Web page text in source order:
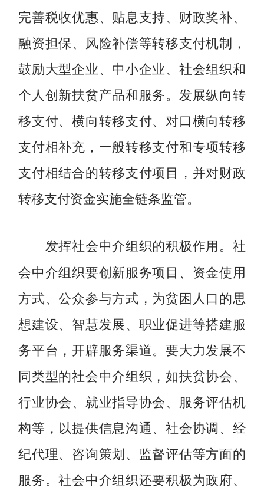
完善税收优惠、贴息支持、财政奖补、
融资担保、风险补偿等转移支付机制，
鼓励大型企业、中小企业、社会组织和
个人创新扶贫产品和服务。发展纵向转
移支付、横向转移支付、对口横向转移
支付相补充，一般转移支付和专项转移
支付相结合的转移支付项目，并对财政
转移支付资金实施全链条监管。
发挥社会中介组织的积极作用。 社
会中介组织要创新服务项目、资金使用
方式、公众参与方式，为贫困人口的思
想建设、智慧发展、职业促进等搭建服
务平台，开辟服务渠道。要大力发展不
同类型的社会中介组织，如扶贫协会、
行业协会、就业指导协会、服务评估机
构等，以提供信息沟通、社会协调、经
纪代理、咨询策划、监督评估等方面的
服务。社会中介组织还要积极为政府、